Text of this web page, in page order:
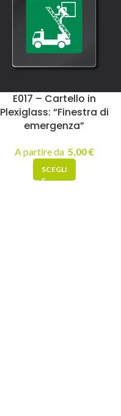
E017 – Cartello in
Plexiglass: “Finestra di
emergenza”
A partire da 5,00€
SCEGLI